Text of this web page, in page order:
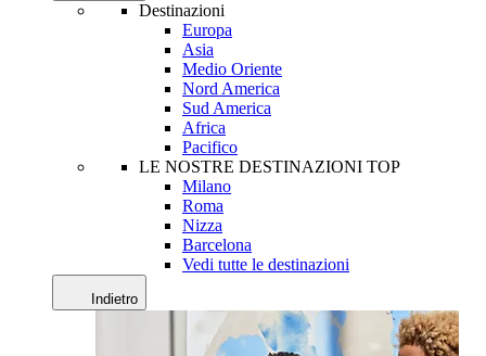
Destinazioni
Europa
Asia
Medio Oriente
Nord America
Sud America
Africa
Pacifico
LE NOSTRE DESTINAZIONI TOP
Milano
Roma
Nizza
Barcelona
Vedi tutte le destinazioni
Indietro